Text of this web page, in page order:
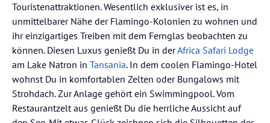
Touristenattraktionen. Wesentlich exklusiver ist es, in
unmittelbarer Nähe der Flamingo-Kolonien zu wohnen und
ihr einzigartiges Treiben mit dem Fernglas beobachten zu
können. Diesen Luxus genießt Du in derAfrica Safari Lodge
am Lake Natron in Tansania. In dem coolen Flamingo-Hotel
wohnst Du in komfortablen Zelten oder Bungalows mit
Strohdach. Zur Anlage gehört ein Swimmingpool. Vom
Restaurantzelt aus genießt Du die herrliche Aussicht auf